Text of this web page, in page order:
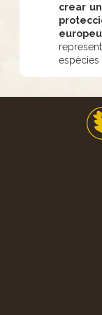
crear
espècies